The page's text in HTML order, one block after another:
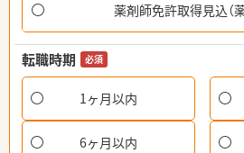
薬剤師免許取得見込（
転職時期 必須
1ヶ月以内
6ヶ月以内